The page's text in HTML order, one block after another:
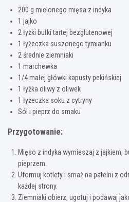
200 g mielonego mięsa z indyka
1 jajko
2 łyżki bułki tartej bezglutenowej
1 łyżeczka suszonego tymianku
2 średnie ziemniaki
1 marchewka
1/4 małej główki kapusty pekińskiej
1 łyżka oliwy z oliwek
1 łyżeczka soku z cytryny
Sól i pieprz do smaku
Przygotowanie:
Mięso z indyka wymieszaj z jajkiem,
pieprzem.
Uformuj kotlety i smaż na patelni z
każdej strony.
Ziemniaki obierz, ugotuj i podawaj